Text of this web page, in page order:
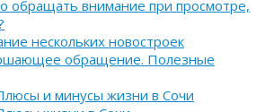
обращать внимание при просмотре,
нескольких новостроек
обращение. Полезные
и минусы жизни в Сочи